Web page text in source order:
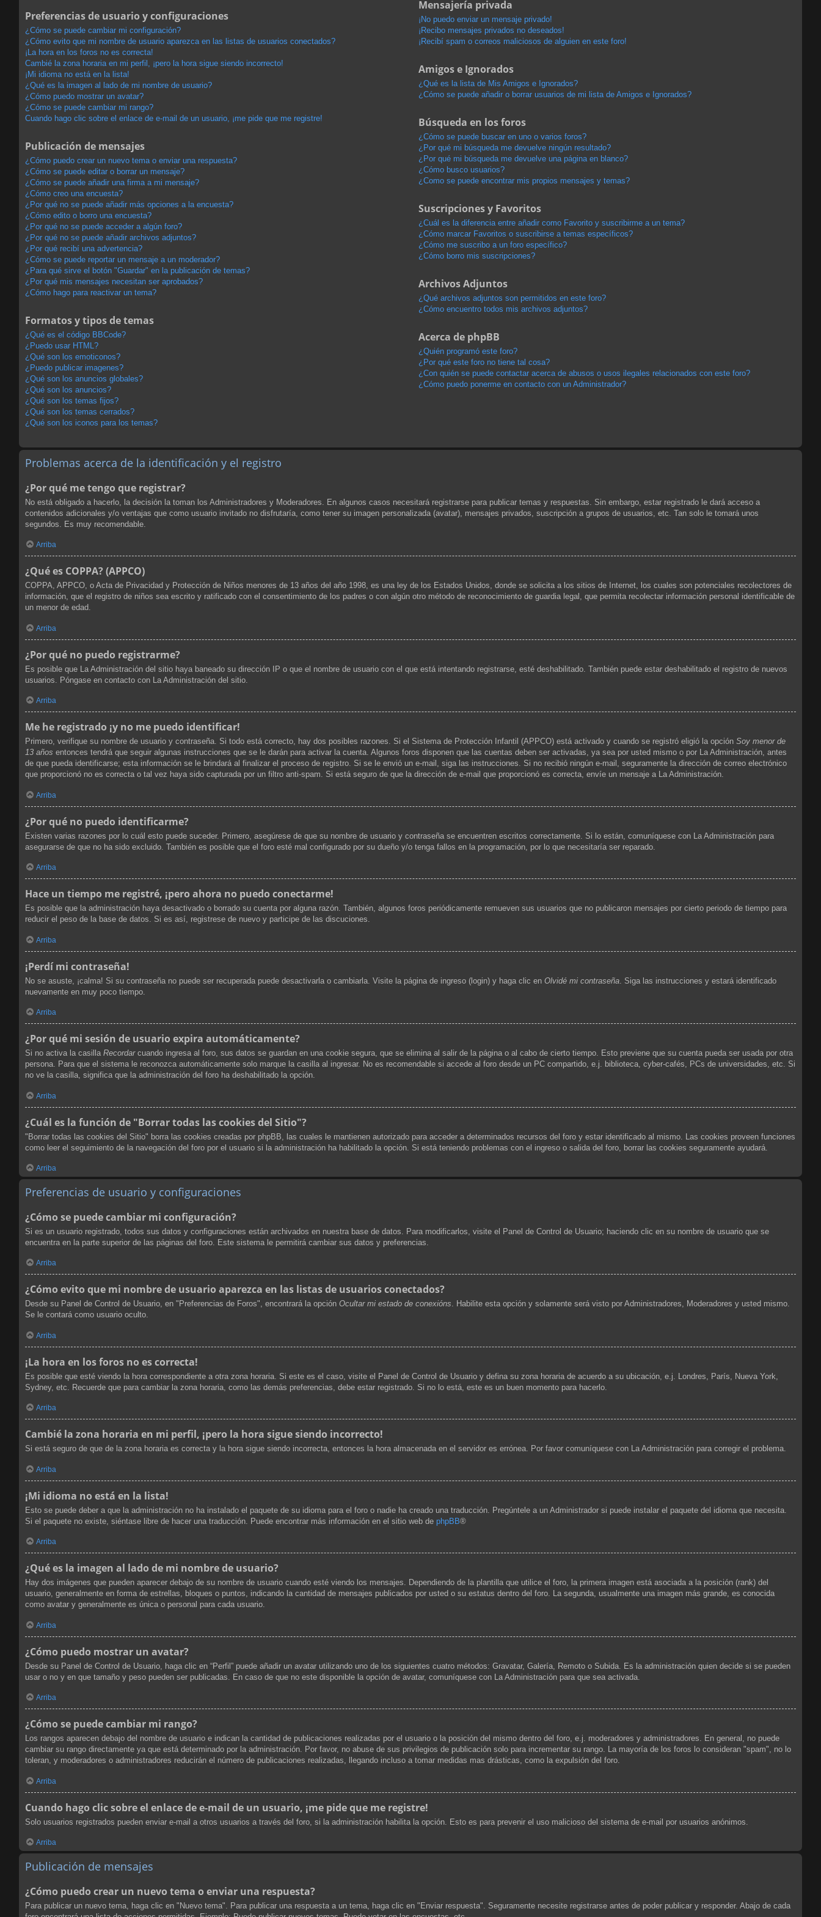
Preferencias de usuario y configuraciones
¿Cómo se puede cambiar mi configuración?
¿Cómo evito que mi nombre de usuario aparezca en las listas de usuarios conectados?
¡La hora en los foros no es correcta!
Cambié la zona horaria en mi perfil, ¡pero la hora sigue siendo incorrecto!
¡Mi idioma no está en la lista!
¿Qué es la imagen al lado de mi nombre de usuario?
¿Cómo puedo mostrar un avatar?
¿Cómo se puede cambiar mi rango?
Cuando hago clic sobre el enlace de e-mail de un usuario, ¡me pide que me registre!
Publicación de mensajes
¿Cómo puedo crear un nuevo tema o enviar una respuesta?
¿Cómo se puede editar o borrar un mensaje?
¿Cómo se puede añadir una firma a mi mensaje?
¿Cómo creo una encuesta?
¿Por qué no se puede añadir más opciones a la encuesta?
¿Cómo edito o borro una encuesta?
¿Por qué no se puede acceder a algún foro?
¿Por qué no se puede añadir archivos adjuntos?
¿Por qué recibí una advertencia?
¿Cómo se puede reportar un mensaje a un moderador?
¿Para qué sirve el botón "Guardar" en la publicación de temas?
¿Por qué mis mensajes necesitan ser aprobados?
¿Cómo hago para reactivar un tema?
Formatos y tipos de temas
¿Qué es el código BBCode?
¿Puedo usar HTML?
¿Qué son los emoticonos?
¿Puedo publicar imagenes?
¿Qué son los anuncios globales?
¿Qué son los anuncios?
¿Qué son los temas fijos?
¿Qué son los temas cerrados?
¿Qué son los iconos para los temas?
Mensajería privada
¡No puedo enviar un mensaje privado!
¡Recibo mensajes privados no deseados!
¡Recibí spam o correos maliciosos de alguien en este foro!
Amigos e Ignorados
¿Qué es la lista de Mis Amigos e Ignorados?
¿Cómo se puede añadir o borrar usuarios de mi lista de Amigos e Ignorados?
Búsqueda en los foros
¿Cómo se puede buscar en uno o varios foros?
¿Por qué mi búsqueda me devuelve ningún resultado?
¿Por qué mi búsqueda me devuelve una página en blanco?
¿Cómo busco usuarios?
¿Como se puede encontrar mis propios mensajes y temas?
Suscripciones y Favoritos
¿Cuál es la diferencia entre añadir como Favorito y suscribirme a un tema?
¿Cómo marcar Favoritos o suscribirse a temas específicos?
¿Cómo me suscribo a un foro específico?
¿Cómo borro mis suscripciones?
Archivos Adjuntos
¿Qué archivos adjuntos son permitidos en este foro?
¿Cómo encuentro todos mis archivos adjuntos?
Acerca de phpBB
¿Quién programó este foro?
¿Por qué este foro no tiene tal cosa?
¿Con quién se puede contactar acerca de abusos o usos ilegales relacionados con este foro?
¿Cómo puedo ponerme en contacto con un Administrador?
Problemas acerca de la identificación y el registro
¿Por qué me tengo que registrar?
No está obligado a hacerlo, la decisión la toman los Administradores y Moderadores. En algunos casos necesitará registrarse para publicar temas y respuestas. Sin embargo, estar registrado le dará acceso a
contenidos adicionales y/o ventajas que como usuario invitado no disfrutaría, como tener su imagen personalizada (avatar), mensajes privados, suscripción a grupos de usuarios, etc. Tan solo le tomará unos
segundos. Es muy recomendable.
Arriba
¿Qué es COPPA? (APPCO)
COPPA, APPCO, o Acta de Privacidad y Protección de Niños menores de 13 años del año 1998, es una ley de los Estados Unidos, donde se solicita a los sitios de Internet, los cuales son potenciales recolectores de
información, que el registro de niños sea escrito y ratificado con el consentimiento de los padres o con algún otro método de reconocimiento de guardia legal, que permita recolectar información personal identificable de
un menor de edad.
Arriba
¿Por qué no puedo registrarme?
Es posible que La Administración del sitio haya baneado su dirección IP o que el nombre de usuario con el que está intentando registrarse, esté deshabilitado. También puede estar deshabilitado el registro de nuevos
usuarios. Póngase en contacto con La Administración del sitio.
Arriba
Me he registrado ¡y no me puedo identificar!
Primero, verifique su nombre de usuario y contraseña. Si todo está correcto, hay dos posibles razones. Si el Sistema de Protección Infantil (APPCO) está activado y cuando se registró eligió la opción Soy menor de
13 años entonces tendrá que seguir algunas instrucciones que se le darán para activar la cuenta. Algunos foros disponen que las cuentas deben ser activadas, ya sea por usted mismo o por La Administración, antes
de que pueda identificarse; esta información se le brindará al finalizar el proceso de registro. Si se le envió un e-mail, siga las instrucciones. Si no recibió ningún e-mail, seguramente la dirección de correo electrónico
que proporcionó no es correcta o tal vez haya sido capturada por un filtro anti-spam. Si está seguro de que la dirección de e-mail que proporcionó es correcta, envíe un mensaje a La Administración.
Arriba
¿Por qué no puedo identificarme?
Existen varias razones por lo cuál esto puede suceder. Primero, asegúrese de que su nombre de usuario y contraseña se encuentren escritos correctamente. Si lo están, comuníquese con La Administración para
asegurarse de que no ha sido excluido. También es posible que el foro esté mal configurado por su dueño y/o tenga fallos en la programación, por lo que necesitaría ser reparado.
Arriba
Hace un tiempo me registré, ¡pero ahora no puedo conectarme!
Es posible que la administración haya desactivado o borrado su cuenta por alguna razón. También, algunos foros periódicamente remueven sus usuarios que no publicaron mensajes por cierto periodo de tiempo para
reducir el peso de la base de datos. Si es así, registrese de nuevo y participe de las discuciones.
Arriba
¡Perdí mi contraseña!
No se asuste, ¡calma! Si su contraseña no puede ser recuperada puede desactivarla o cambiarla. Visite la página de ingreso (login) y haga clic en Olvidé mi contraseña . Siga las instrucciones y estará identificado
nuevamente en muy poco tiempo.
Arriba
¿Por qué mi sesión de usuario expira automáticamente?
Si no activa la casilla Recordarcuando ingresa al foro, sus datos se guardan en una cookie segura, que se elimina al salir de la página o al cabo de cierto tiempo. Esto previene que su cuenta pueda ser usada por otra
persona. Para que el sistema le reconozca automáticamente solo marque la casilla al ingresar. No es recomendable si accede al foro desde un PC compartido, e.j. biblioteca, cyber-cafés, PCs de universidades, etc. Si
no ve la casilla, significa que la administración del foro ha deshabilitado la opción.
Arriba
¿Cuál es la función de "Borrar todas las cookies del Sitio"?
"Borrar todas las cookies del Sitio" borra las cookies creadas por phpBB, las cuales le mantienen autorizado para acceder a determinados recursos del foro y estar identificado al mismo. Las cookies proveen funciones
como leer el seguimiento de la navegación del foro por el usuario si la administración ha habilitado la opción. Si está teniendo problemas con el ingreso o salida del foro, borrar las cookies seguramente ayudará.
Arriba
Preferencias de usuario y configuraciones
¿Cómo se puede cambiar mi configuración?
Si es un usuario registrado, todos sus datos y configuraciones están archivados en nuestra base de datos. Para modificarlos, visite el Panel de Control de Usuario; haciendo clic en su nombre de usuario que se
encuentra en la parte superior de las páginas del foro. Este sistema le permitirá cambiar sus datos y preferencias.
Arriba
¿Cómo evito que mi nombre de usuario aparezca en las listas de usuarios conectados?
Desde su Panel de Control de Usuario, en "Preferencias de Foros", encontrará la opción Ocultar mi estado de conexións. Habilite esta opción y solamente será visto por Administradores, Moderadores y usted mismo.
Se le contará como usuario oculto.
Arriba
¡La hora en los foros no es correcta!
Es posible que esté viendo la hora correspondiente a otra zona horaria. Si este es el caso, visite el Panel de Control de Usuario y defina su zona horaria de acuerdo a su ubicación, e.j. Londres, París, Nueva York,
Sydney, etc. Recuerde que para cambiar la zona horaria, como las demás preferencias, debe estar registrado. Si no lo está, este es un buen momento para hacerlo.
Arriba
Cambié la zona horaria en mi perfil, ¡pero la hora sigue siendo incorrecto!
Si está seguro de que de la zona horaria es correcta y la hora sigue siendo incorrecta, entonces la hora almacenada en el servidor es errónea. Por favor comuníquese con La Administración para corregir el problema.
Arriba
¡Mi idioma no está en la lista!
Esto se puede deber a que la administración no ha instalado el paquete de su idioma para el foro o nadie ha creado una traducción. Pregúntele a un Administrador si puede instalar el paquete del idioma que necesita.
Si el paquete no existe, siéntase libre de hacer una traducción. Puede encontrar más información en el sitio web de phpBB®
Arriba
¿Qué es la imagen al lado de mi nombre de usuario?
Hay dos imágenes que pueden aparecer debajo de su nombre de usuario cuando esté viendo los mensajes. Dependiendo de la plantilla que utilice el foro, la primera imagen está asociada a la posición (rank) del
usuario, generalmente en forma de estrellas, bloques o puntos, indicando la cantidad de mensajes publicados por usted o su estatus dentro del foro. La segunda, usualmente una imagen más grande, es conocida
como avatar y generalmente es única o personal para cada usuario.
Arriba
¿Cómo puedo mostrar un avatar?
Desde su Panel de Control de Usuario, haga clic en “Perfil” puede añadir un avatar utilizando uno de los siguientes cuatro métodos: Gravatar, Galería, Remoto o Subida. Es la administración quien decide si se pueden
usar o no y en que tamaño y peso pueden ser publicadas. En caso de que no este disponible la opción de avatar, comuníquese con La Administración para que sea activada.
Arriba
¿Cómo se puede cambiar mi rango?
Los rangos aparecen debajo del nombre de usuario e indican la cantidad de publicaciones realizadas por el usuario o la posición del mismo dentro del foro, e.j. moderadores y administradores. En general, no puede
cambiar su rango directamente ya que está determinado por la administración. Por favor, no abuse de sus privilegios de publicación solo para incrementar su rango. La mayoría de los foros lo consideran "spam", no lo
toleran, y moderadores o administradores reducirán el número de publicaciones realizadas, llegando incluso a tomar medidas mas drásticas, como la expulsión del foro.
Arriba
Cuando hago clic sobre el enlace de e-mail de un usuario, ¡me pide que me registre!
Solo usuarios registrados pueden enviar e-mail a otros usuarios a través del foro, si la administración habilita la opción. Esto es para prevenir el uso malicioso del sistema de e-mail por usuarios anónimos.
Arriba
Publicación de mensajes
¿Cómo puedo crear un nuevo tema o enviar una respuesta?
Para publicar un nuevo tema, haga clic en "Nuevo tema". Para publicar una respuesta a un tema, haga clic en "Enviar respuesta". Seguramente necesite registrarse antes de poder publicar y responder. Abajo de cada